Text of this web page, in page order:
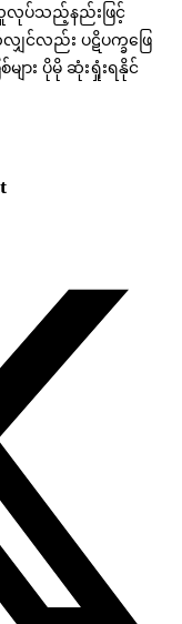
ယူလုပ်သည့်နည်းဖြင့်
လျှင်လည်း ပဋိပက္ခဖြေ
ား ပိုမို ဆုံးရှုံးရနိုင်